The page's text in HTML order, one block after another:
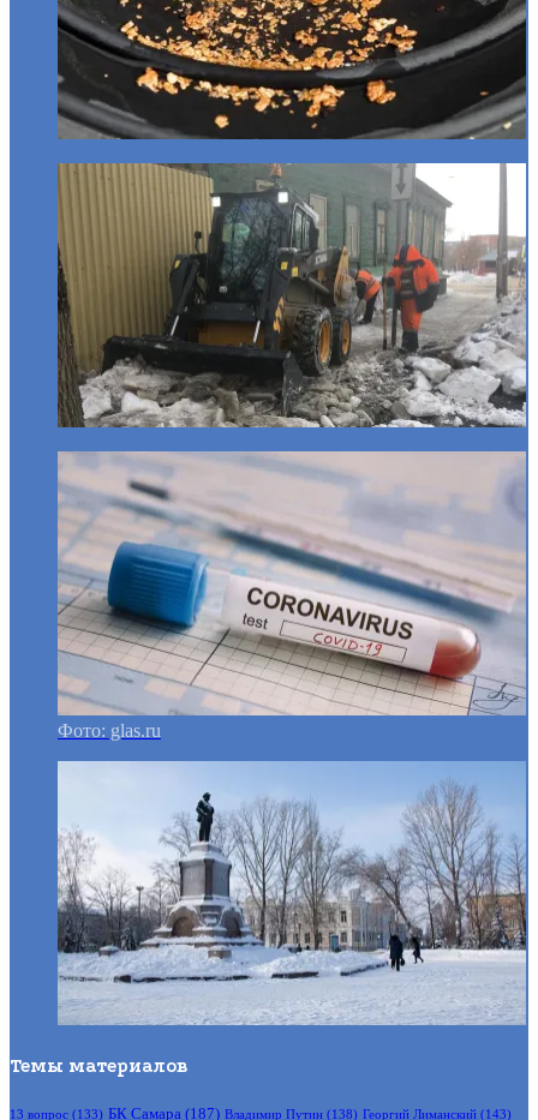
Фото: glas.ru
Темы материалов
13 вопрос (133) БК Самара (187) Владимир Путин (138) Георгий Лиманский (143)